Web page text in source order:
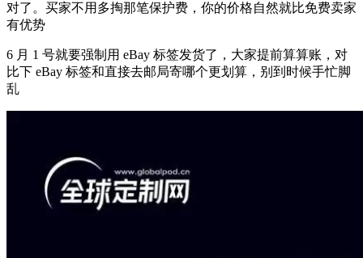
对了。买家不用多掏那笔保护费，你的价格自然就比免费卖家
有优势
6 月 1 号就要强制用 eBay 标签发货了，大家提前算算账，对
比下 eBay 标签和直接去邮局寄哪个更划算，别到时候手忙脚
乱